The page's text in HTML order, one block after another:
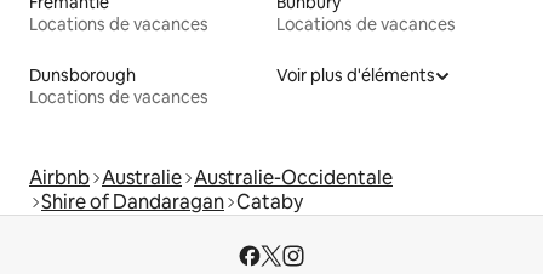
Locations de vacances
Locations de vacances
Dunsborough
Locations de vacances
Voir plus d'éléments
Airbnb Australie Australie-Occidentale
Shire of Dandaragan Cataby